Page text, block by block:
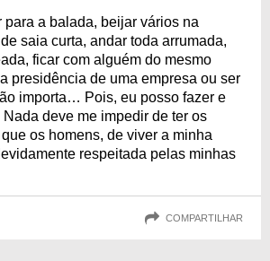
para a balada, beijar vários na
saia curta, andar toda arrumada,
ficar com alguém do mesmo
presidência de uma empresa ou ser
importa… Pois, eu posso fazer e
deve me impedir de ter os
os homens, de viver a minha
respeitada pelas minhas
COMPARTILHAR